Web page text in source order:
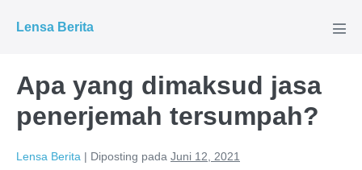
Lensa Berita
Apa yang dimaksud jasa
penerjemah tersumpah?
Lensa Berita | Diposting pada Juni 12, 2021